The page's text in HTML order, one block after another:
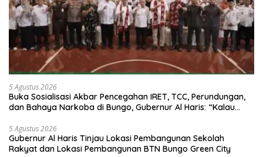
5 Agustus 2026
Buka Sosialisasi Akbar Pencegahan IRET, TCC, Perundungan,
dan Bahaya Narkoba di Bungo, Gubernur Al Haris: “Kalau
tangan”
5 Agustus 2026
Gubernur Al Haris Tinjau Lokasi Pembangunan Sekolah
Rakyat dan Lokasi Pembangunan BTN Bungo Green City